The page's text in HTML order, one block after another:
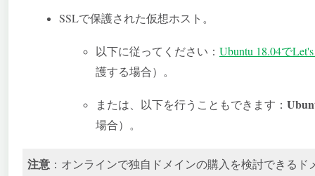
SSLで保護された仮想ホスト。
以下に従ってください： Ubuntu 18.04で
護する場合）。
または、以下を行うこともできます：
場合）。
注意 ：オンラインで独自ドメインの購入を検討できる